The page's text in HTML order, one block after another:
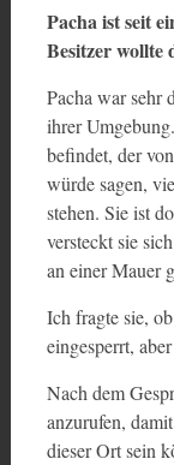
Pacha ist seit
Besitzer wollte
Pacha war sehr
ihrer
befindet, der
würde sagen,
stehen. Sie ist
versteckt sie
an einer Mauer
Ich fragte sie,
eingesperrt,
Nach dem
anzurufen,
dieser Ort sein